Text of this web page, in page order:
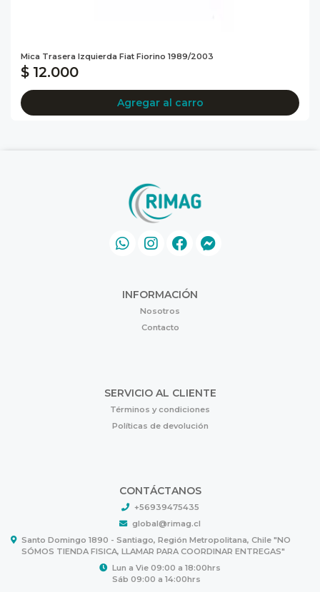
Mica Trasera Izquierda Fiat Fiorino 1989/2003
$ 12.000
Agregar al carro
INFORMACIÓN
Nosotros
Contacto
SERVICIO AL CLIENTE
Términos y condiciones
Políticas de devolución
CONTÁCTANOS
+56939475435
global@rimag.cl
Santo Domingo 1890 - Santiago, Región Metropolitana, Chile "NO
SÓMOS TIENDA FISICA, LLAMAR PARA COORDINAR ENTREGAS"
Lun a Vie 09:00 a 18:00hrs
Sáb 09:00 a 14:00hrs